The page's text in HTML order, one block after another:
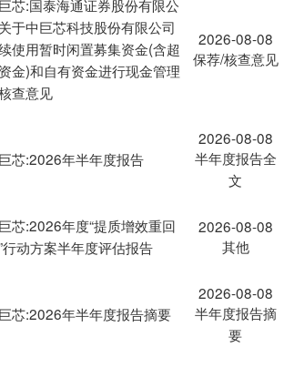
芯:国泰海通证券股份有限公
于中巨芯科技股份有限公司
使用暂时闲置募集资金(含超
金)和自有资金进行现金管理
查意见
2026-08-08
保荐/核查意见
芯:2026年半年度报告
2026-08-08
半年度报告全
文
芯:2026年度“提质增效重回
行动方案半年度评估报告
2026-08-08
其他
芯:2026年半年度报告摘要
2026-08-08
半年度报告摘
要